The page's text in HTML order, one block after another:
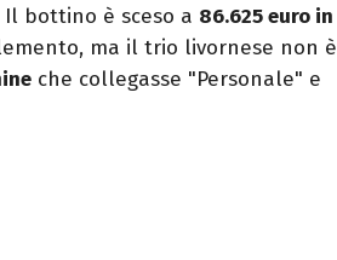
bottino è sceso a 86.625 euro in
ma il trio livornese non è
che collegasse "Personale" e